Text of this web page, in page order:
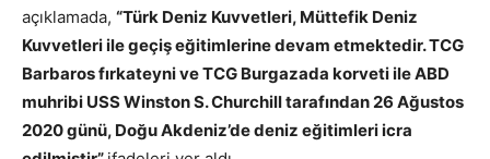
açıklamada, “Türk Deniz Kuvvetleri, Müttefik Deniz
Kuvvetleri ile geçiş eğitimlerine devam etmektedir. TCG
Barbaros fırkateyni ve TCG Burgazada korveti ile ABD
muhribi USS Winston S. Churchill tarafından 26 Ağustos
2020 günü, Doğu Akdeniz’de deniz eğitimleri icra